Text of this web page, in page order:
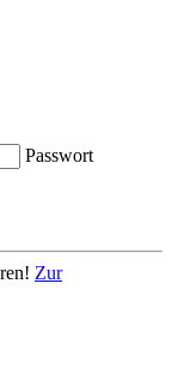
Passwort
Zur